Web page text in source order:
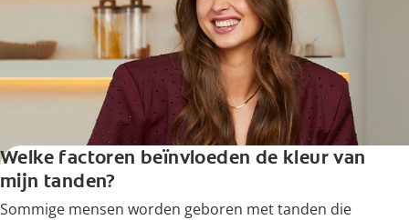
Welke factoren beïnvloeden de kleur van
mijn tanden?
Sommige mensen worden geboren met tanden die